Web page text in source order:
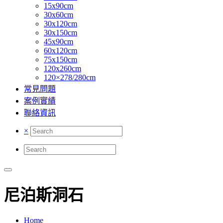
15x90cm
30x60cm
30x120cm
30x150cm
45x90cm
60x120cm
75x150cm
120x260cm
120×278/280cm
常見問題
案例實績
聯絡資訊
×
尼泊斯洞石
Home